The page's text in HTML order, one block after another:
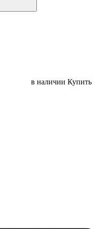
в наличии Купить